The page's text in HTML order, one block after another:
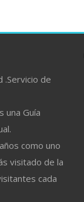
.Servicio de
una Guía
como uno
visitado de la
cada